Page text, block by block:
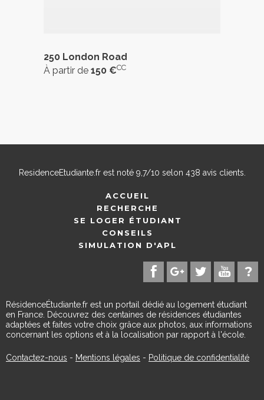
250 London Road
À partir de 150 €CC
ResidenceEtudiante.frest noté 9,7/10 selon 438 avis clients.
ACCUEIL
RECHERCHE
SE LOGER ÉTUDIANT
CONSEILS
SIMULATION D'APL
RésidenceÉtudiante.fr est un portail dédié au logement étudiant
en France. Découvrez des centaines de résidences étudiantes
adaptées et faites votre choix grâce aux photos, aux informations
concernant les options et à la localisation par rapport à l'école.
Contactez-nous - Mentions légales - Politique de confidentialité